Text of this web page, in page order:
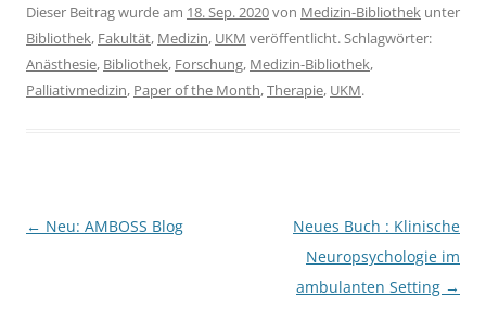
Dieser Beitrag wurde am 18. Sep. 2020von Medizin-Bibliothek unter
Bibliothek, Fakultät, Medizin, UKM veröffentlicht. Schlagwörter:
Anästhesie, Bibliothek, Forschung, Medizin-Bibliothek,
Palliativmedizin, Paper of the Month,Therapie, UKM.
Beitragsnavigation
← Neu: AMBOSS Blog
Neues Buch : Klinische
Neuropsychologie im
ambulanten Setting →